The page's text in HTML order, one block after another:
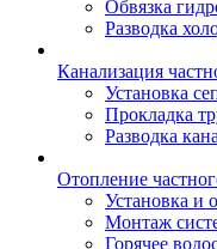
Обвязка
Разводка
Канализация
Установка
Прокладка
Разводка
Отопление
Установка и
Монтаж
Горячее